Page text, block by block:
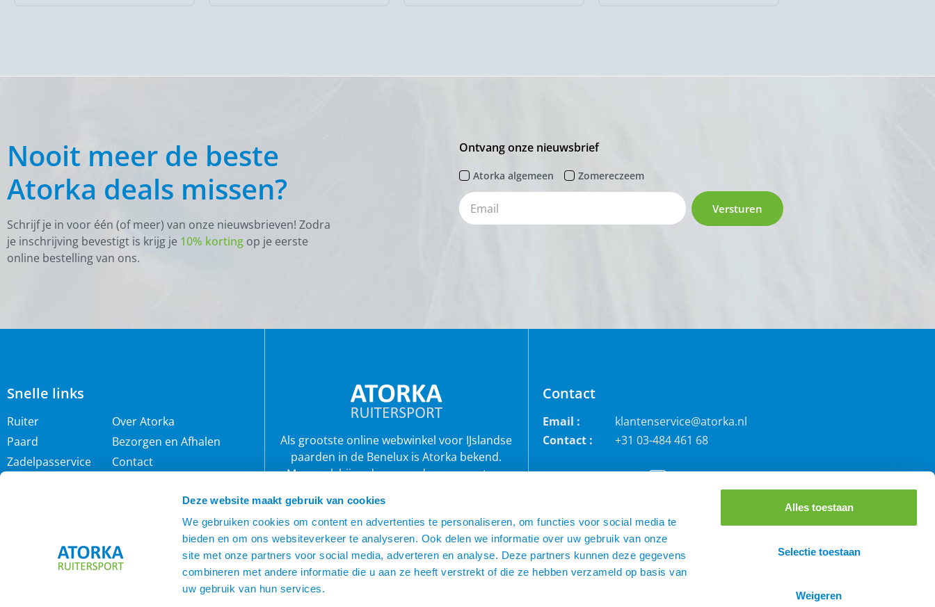
Deze website maakt gebruik van cookies
We gebruiken cookies om content en advertenties te personaliseren, om functies voor social media te
bieden en om ons websiteverkeer te analyseren. Ook delen we informatie over uw gebruik van onze
site met onze partners voor social media, adverteren en analyse. Deze partners kunnen deze gegevens
combineren met andere informatie die u aan ze heeft verstrekt of die ze hebben verzameld op basis van
uw gebruik van hun services.
Alles toestaan
Selectie toestaan
Weigeren
Nooit meer de beste
Atorka deals missen?
Schrijf je in voor één (of meer) van onze nieuwsbrieven! Zodra
je inschrijving bevestigt is krijg je 10% korting op je eerste
online bestelling van ons.
Ontvang onze nieuwsbrief
Atorka algemeen Zomereczeem
Versturen
Snelle links
Ruiter
Paard
Zadelpasservice
Over Atorka
Bezorgen en Afhalen
Contact
Voorwaarden
Als grootste online webwinkel voor IJslandse
paarden in de Benelux is Atorka bekend.
Maar ook bij andere paardenrassen staan
rijbroeken, waterdichte ruiterjassen en zo
veel meer!
Contact
Email :
klantenservice@atorka.nl
Contact :
+31 03-484 461 68